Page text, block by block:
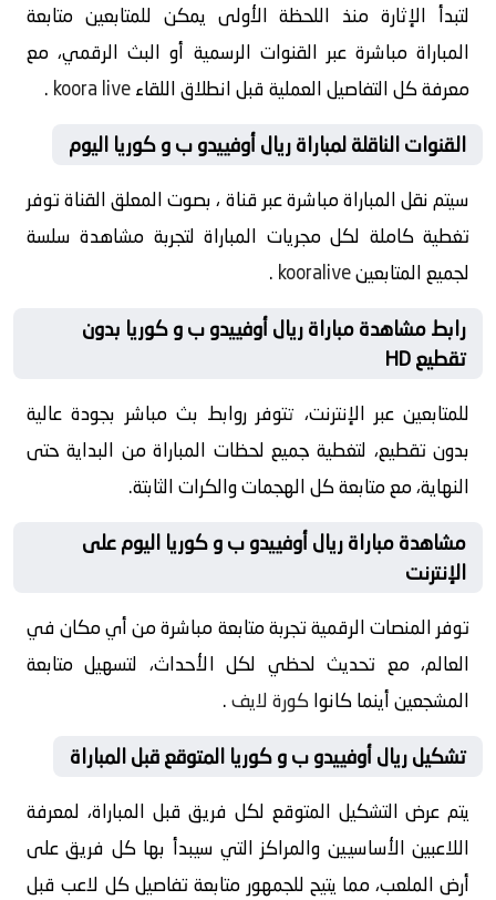
لتبدأ الإثارة منذ اللحظة الأولى يمكن للمتابعين متابعة
المباراة مباشرة عبر القنوات الرسمية أو البث الرقمي، مع
معرفة كل التفاصيل العملية قبل انطلاق اللقاءkoora live
.
القنوات الناقلة لمباراة ريال أوفييدو ب و كوريا اليوم
سيتم نقل المباراة مباشرة عبر قناة ، بصوت المعلق القناة توفر
تغطية كاملة لكل مجريات المباراة لتجربة مشاهدة سلسة
لجميع المتابعينkooralive
.
رابط مشاهدة مباراة ريال أوفييدو ب و كوريا بدون
تقطيع HD
للمتابعين عبر الإنترنت، تتوفر روابط بث مباشر بجودة عالية
بدون تقطيع، لتغطية جميع لحظات المباراة من البداية حتى
النهاية، مع متابعة كل الهجمات والكرات الثابتة.
مشاهدة مباراة ريال أوفييدو ب و كوريا اليوم على
الإنترنت
توفر المنصات الرقمية تجربة متابعة مباشرة من أي مكان في
العالم، مع تحديث لحظي لكل الأحداث، لتسهيل متابعة
المشجعين أينما كانواكورة لايف.
تشكيل ريال أوفييدو ب و كوريا المتوقع قبل المباراة
يتم عرض التشكيل المتوقع لكل فريق قبل المباراة، لمعرفة
اللاعبين الأساسيين والمراكز التي سيبدأ بها كل فريق على
أرض الملعب، مما يتيح للجمهور متابعة تفاصيل كل لاعب قبل